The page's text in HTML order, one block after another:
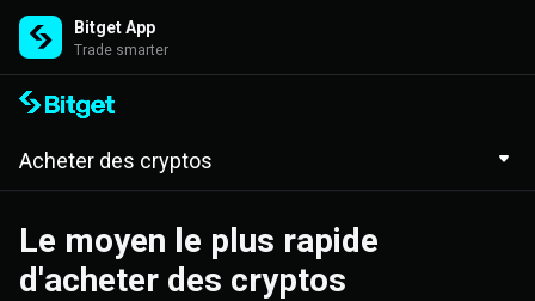
Bitget App
Trade smarter
Acheter des cryptos
Le moyen le plus rapide
d'acheter des cryptos